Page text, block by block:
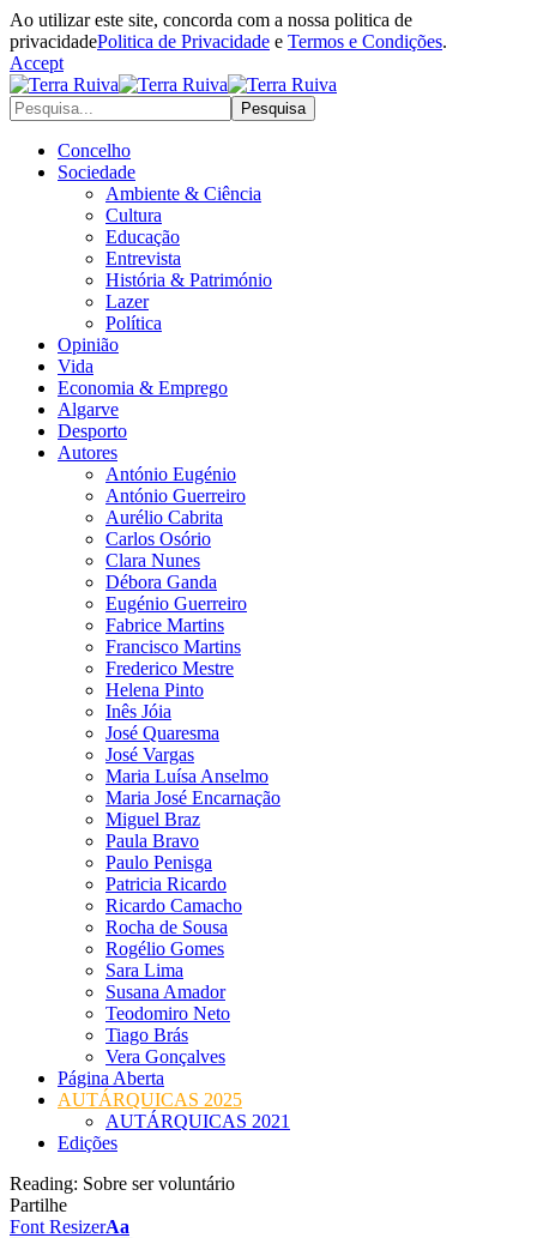
Ao utilizar este site, concorda com a nossa politica de
privacidadePolitica de Privacidade e Termos e Condições.
Accept
Concelho
Sociedade
Ambiente & Ciência
Cultura
Educação
Entrevista
História & Património
Lazer
Política
Opinião
Vida
Economia & Emprego
Algarve
Desporto
Autores
António Eugénio
António Guerreiro
Aurélio Cabrita
Carlos Osório
Clara Nunes
Débora Ganda
Eugénio Guerreiro
Fabrice Martins
Francisco Martins
Frederico Mestre
Helena Pinto
Inês Jóia
José Quaresma
José Vargas
Maria Luísa Anselmo
Maria José Encarnação
Miguel Braz
Paula Bravo
Paulo Penisga
Patricia Ricardo
Ricardo Camacho
Rocha de Sousa
Rogélio Gomes
Sara Lima
Susana Amador
Teodomiro Neto
Tiago Brás
Vera Gonçalves
Página Aberta
AUTÁRQUICAS 2025
AUTÁRQUICAS 2021
Edições
Reading: Sobre ser voluntário
Partilhe
Font ResizerAa